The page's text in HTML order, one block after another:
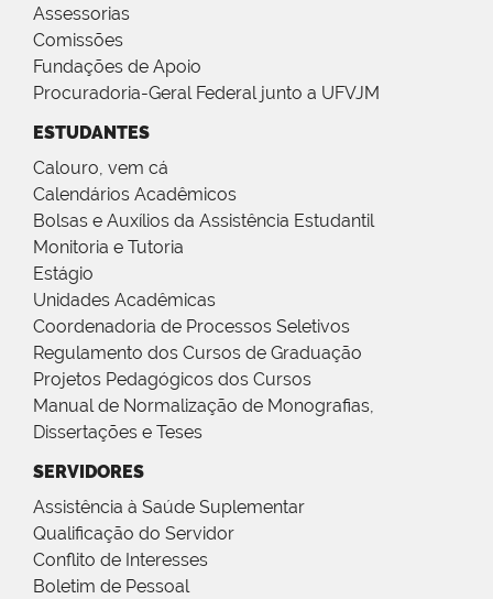
Assessorias
Comissões
Fundações de Apoio
Procuradoria-Geral Federal junto a UFVJM
ESTUDANTES
Calouro, vem cá
Calendários Acadêmicos
Bolsas e Auxílios da Assistência Estudantil
Monitoria e Tutoria
Estágio
Unidades Acadêmicas
Coordenadoria de Processos Seletivos
Regulamento dos Cursos de Graduação
Projetos Pedagógicos dos Cursos
Manual de Normalização de Monografias,
Dissertações e Teses
SERVIDORES
Assistência à Saúde Suplementar
Qualificação do Servidor
Conflito de Interesses
Boletim de Pessoal